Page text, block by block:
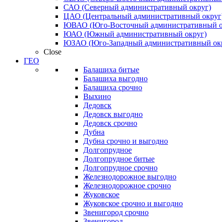
САО (Северный административный округ)
ЦАО (Центральный административный
ЮВАО (Юго-Восточный административный
ЮАО (Южный административный округ)
ЮЗАО (Юго-Западный административный
Close
ГЕО
Балашиха битые
Балашиха выгодно
Балашиха срочно
Выхино
Дедовск
Дедовск выгодно
Дедовск срочно
Дубна
Дубна срочно и выгодно
Долгопрудное
Долгопрудное битые
Долгопрудное срочно
Железнодорожное выгодно
Железнодорожное срочно
Жуковское
Жуковское срочно и выгодно
Звенигород срочно